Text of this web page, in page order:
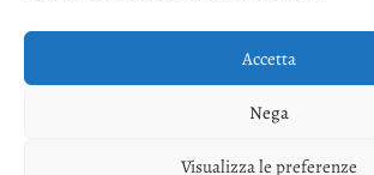
Accetta
Nega
Visualizza le preferenze